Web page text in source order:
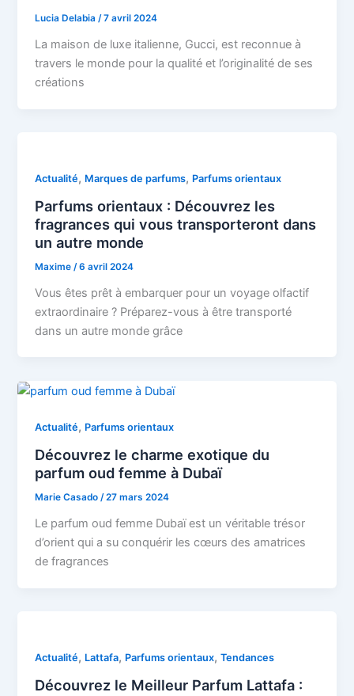
Lucia Delabia/7 avril 2024
La maison de luxe italienne, Gucci, est reconnue à
travers le monde pour la qualité et l’originalité de ses
créations
Actualité, Marques de parfums, Parfums orientaux
Parfums orientaux : Découvrez les
fragrances qui vous transporteront dans
un autre monde
Maxime /6 avril 2024
Vous êtes prêt à embarquer pour un voyage olfactif
extraordinaire ? Préparez-vous à être transporté
dans un autre monde grâce
Actualité, Parfums orientaux
Découvrez le charme exotique du
parfum oud femme à Dubaï
Marie Casado/27 mars 2024
Le parfum oud femme Dubaï est un véritable trésor
d’orient qui a su conquérir les cœurs des amatrices
de fragrances
Actualité, Lattafa, Parfums orientaux,Tendances
Découvrez le Meilleur Parfum Lattafa :